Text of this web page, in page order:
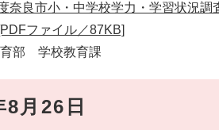
奈良市小・中学校学力・学習状況
ファイル／87KB]
育部 学校教育課
月26日